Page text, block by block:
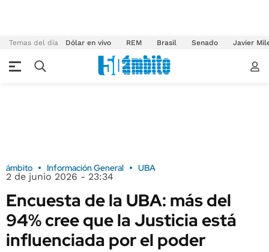
Temas del día Dólar en vivo REM Brasil Senado Javier
ámbito Información General UBA
2 de junio 2026 - 23:34
Encuesta de la UBA: más del
94% cree que la Justicia está
influenciada por el poder